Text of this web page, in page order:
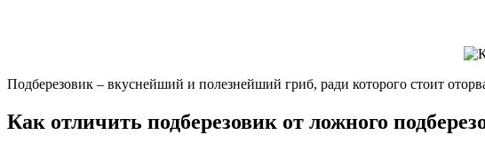
Подберезовик – вкуснейший и полезнейший гриб, ради которого стоит
Как отличить подберезовик от ложного